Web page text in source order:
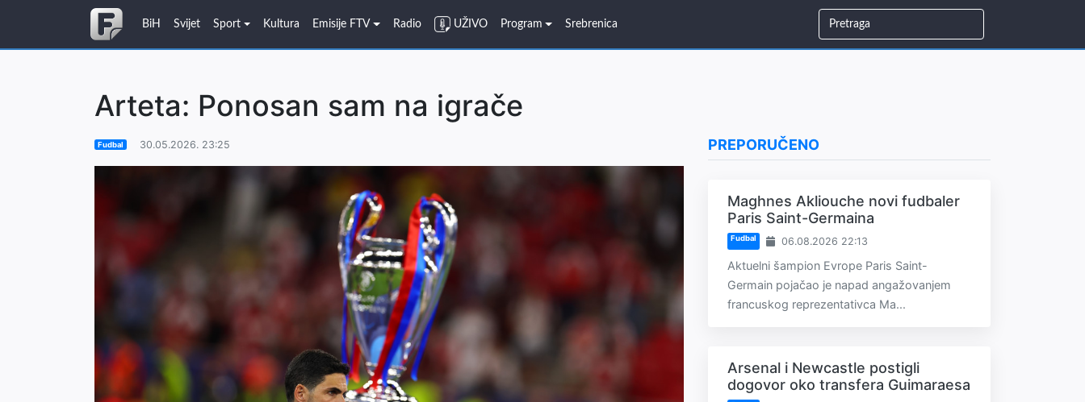
BiH Svijet Sport Kultura Emisije FTV Radio UŽIVO Program Srebrenica
Arteta: Ponosan sam na igrače
Fudbal 30.05.2026. 23:25 PREPORUČENO
Maghnes Akliouche novi fudbaler
Paris Saint-Germaina
Fudbal 06.08.2026 22:13
Aktuelni šampion Evrope Paris Saint-
Germain pojačao je napad angažovanjem
francuskog reprezentativca Ma...
Arsenal i Newcastle postigli
dogovor oko transfera Guimaraesa